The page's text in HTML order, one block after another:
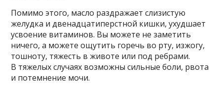
Помимо этого, масло раздражает слизистую
желудка и двенадцатиперстной кишки, ухудшает
усвоение витаминов. Вы можете не заметить
ничего, а можете ощутить горечь во рту, изжогу,
тошноту, тяжесть в животе или под ребрами.
В тяжелых случаях возможны сильные боли, рвота
и потемнение мочи.